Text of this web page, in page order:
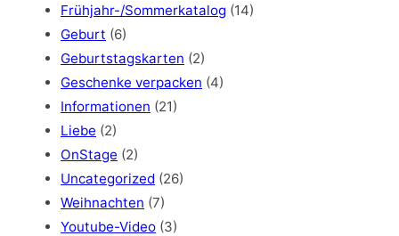
Frühjahr-/Sommerkatalog (14)
Geburt (6)
Geburtstagskarten (2)
Geschenke verpacken (4)
Informationen (21)
Liebe (2)
OnStage (2)
Uncategorized (26)
Weihnachten (7)
Youtube-Video (3)